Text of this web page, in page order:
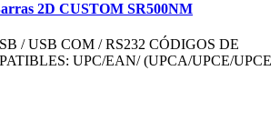
2D CUSTOM SR500NM
/ USB COM / RS232 CÓDIGOS DE
UPC/EAN/ (UPCA/UPCE/UPCE